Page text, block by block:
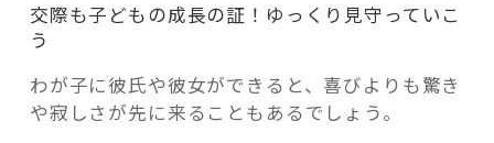
交際も子どもの成長の証！ゆっくり見守っていこ
う
わが子に彼氏や彼女ができると、喜びよりも驚き
や寂しさが先に来ることもあるでしょう。